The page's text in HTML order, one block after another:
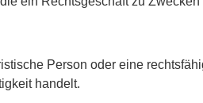
Person oder eine
handelt.